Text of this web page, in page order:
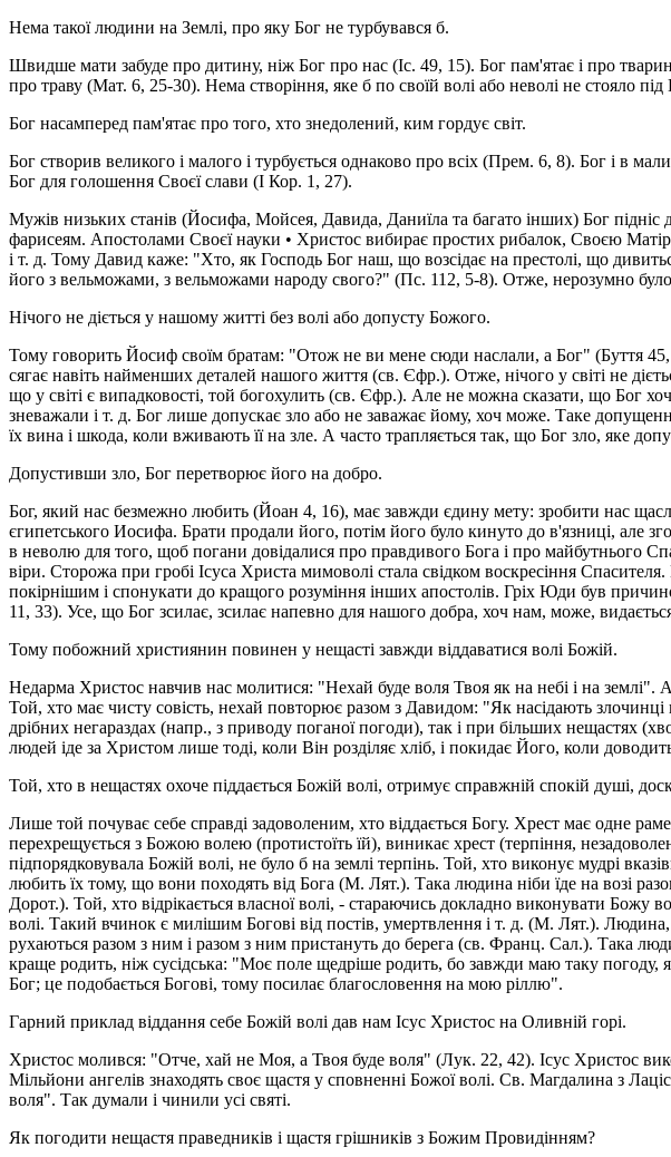
Нема такої людини на Землі, про яку Бог не турбувався б.
Швидше мати забуде про дитину, ніж Бог про нас (Іс. 49, 15). Бог пам'ятає і про
про траву (Мат. 6, 25-30). Нема створіння, яке б по своїй волі або неволі не стояло
Бог насамперед пам'ятає про того, хто знедолений, ким гордує світ.
Бог створив великого і малого і турбується однаково про всіх (Прем. 6, 8). Бог і в
Бог для голошення Своєї слави (І Кор. 1, 27).
Мужів низьких станів (Йосифа, Мойсея, Давида, Даниїла та багато інших) Бог
фарисеям. Апостолами Своєї науки • Христос вибирає простих рибалок, Своєю
і т. д. Тому Давид каже: "Хто, як Господь Бог наш, що возсідає на престолі, що
його з вельможами, з вельможами народу свого?" (Пс. 112, 5-8). Отже, нерозумно
Нічого не діється у нашому житті без волі або допусту Божого.
Тому говорить Йосиф своїм братам: "Отож не ви мене сюди наслали, а Бог" (Буття
сягає навіть найменших деталей нашого життя (св. Єфр.). Отже, нічого у світі не
що у світі є випадковості, той богохулить (св. Єфр.). Але не можна сказати, що Бог
зневажали і т. д. Бог лише допускає зло або не заважає йому, хоч може. Таке
їх вина і шкода, коли вживають її на зле. А часто трапляється так, що Бог зло, яке
Допустивши зло, Бог перетворює його на добро.
Бог, який нас безмежно любить (Йоан 4, 16), має завжди єдину мету: зробити нас
єгипетського Иосифа. Брати продали його, потім його було кинуто до в'язниці, але
в неволю для того, щоб погани довідалися про правдивого Бога і про майбутнього
віри. Сторожа при гробі Ісуса Христа мимоволі стала свідком воскресіння
покірнішим і спонукати до кращого розуміння інших апостолів. Гріх Юди був
11, 33). Усе, що Бог зсилає, зсилає напевно для нашого добра, хоч нам, може,
Тому побожний християнин повинен у нещасті завжди віддаватися волі Божій.
Недарма Христос навчив нас молитися: "Нехай буде воля Твоя як на небі і на
Той, хто має чисту совість, нехай повторює разом з Давидом: "Як насідають
дрібних негараздах (напр., з приводу поганої погоди), так і при більших нещастях
людей іде за Христом лише тоді, коли Він розділяє хліб, і покидає Його, коли
Той, хто в нещастях охоче піддається Божій волі, отримує справжній спокій душі,
Лише той почуває себе справді задоволеним, хто віддається Богу. Хрест має одне
перехрещується з Божою волею (протистоїть їй), виникає хрест (терпіння,
підпорядковувала Божій волі, не було б на землі терпінь. Той, хто виконує мудрі
любить їх тому, що вони походять від Бога (М. Лят.). Така людина ніби їде на возі
Дорот.). Той, хто відрікається власної волі, - стараючись докладно виконувати
волі. Такий вчинок є милішим Богові від постів, умертвлення і т. д. (М. Лят.).
рухаються разом з ним і разом з ним пристануть до берега (св. Франц. Сал.). Така
краще родить, ніж сусідська: "Моє поле щедріше родить, бо завжди маю таку
Бог; це подобається Богові, тому посилає благословення на мою ріллю".
Гарний приклад віддання себе Божій волі дав нам Ісус Христос на Оливній горі.
Христос молився: "Отче, хай не Моя, а Твоя буде воля" (Лук. 22, 42). Ісус Христос
Мільйони ангелів знаходять своє щастя у сповненні Божої волі. Св. Магдалина з
воля". Так думали і чинили усі святі.
Як погодити нещастя праведників і щастя грішників з Божим Провидінням?